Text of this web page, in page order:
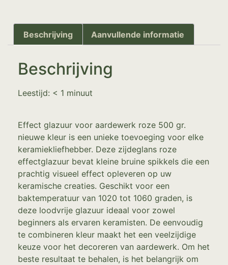
Beschrijving Aanvullende informatie
Beschrijving
Leestijd: < 1 minuut
Effect glazuur voor aardewerk roze 500 gr.
nieuwe kleur is een unieke toevoeging voor elke
keramiekliefhebber. Deze zijdeglans roze
effectglazuur bevat kleine bruine spikkels die een
prachtig visueel effect opleveren op uw
keramische creaties. Geschikt voor een
baktemperatuur van 1020 tot 1060 graden, is
deze loodvrije glazuur ideaal voor zowel
beginners als ervaren keramisten. De eenvoudig
te combineren kleur maakt het een veelzijdige
keuze voor het decoreren van aardewerk. Om het
beste resultaat te behalen, is het belangrijk om